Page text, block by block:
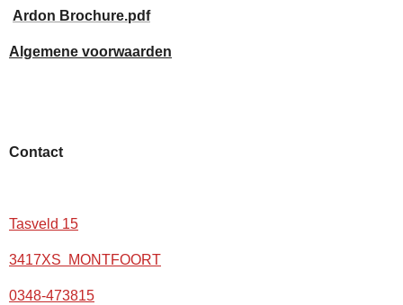
Ardon Brochure.pdf
Algemene voorwaarden
Contact
Tasveld 15
3417XS MONTFOORT
0348-473815